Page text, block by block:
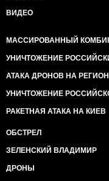
ВИДЕО
МАССИРОВАННЫЙ
УНИЧТОЖЕНИЕ
АТАКА ДРОНОВ НА
УНИЧТОЖЕНИЕ
РАКЕТНАЯ АТАКА НА КИЕВ
ОБСТРЕЛ
ЗЕЛЕНСКИЙ ВЛАДИМИР
ДРОНЫ